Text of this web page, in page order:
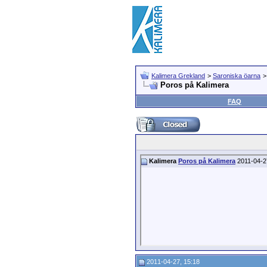
Kalimera Grekland > Saroniska öarna >
Poros på Kalimera
FAQ
Kalimera Poros på Kalimera 2011-04-
2011-04-27, 15:18